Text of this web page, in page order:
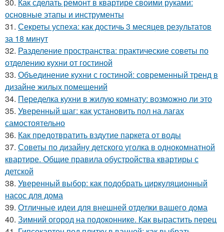
основные этапы и инструменты
31. Секреты успеха: как достичь 3 месяцев результатов
за 18 минут
32. Разделение пространства: практические советы по
отделению кухни от гостиной
33. Объединение кухни с гостиной: современный тренд в
дизайне жилых помещений
34. Переделка кухни в жилую комнату: возможно ли это
35. Уверенный шаг: как установить пол на лагах
самостоятельно
36. Как предотвратить вздутие паркета от воды
37. Советы по дизайну детского уголка в однокомнатной
квартире. Общие правила обустройства квартиры с
детской
38. Уверенный выбор: как подобрать циркуляционный
насос для дома
39. Отличные идеи для внешней отделки вашего дома
40. Зимний огород на подоконнике. Как вырастить перец